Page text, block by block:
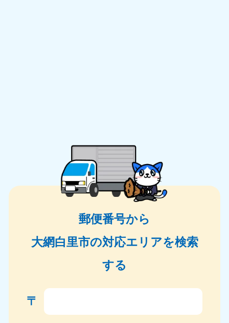
郵便番号から
大網白里市の対応エリアを検索
する
〒